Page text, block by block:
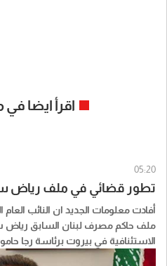
اقرأ ايضا
05:20
تطور قضائي في ملف رياض
أفادت معلومات الجديد ان النائب العام
ملف حاكم مصرف لبنان السابق رياض
الاستئنافية في بيروت برئاسة رجا
إلى قاضي التحقيق الأول في بيروت رلى